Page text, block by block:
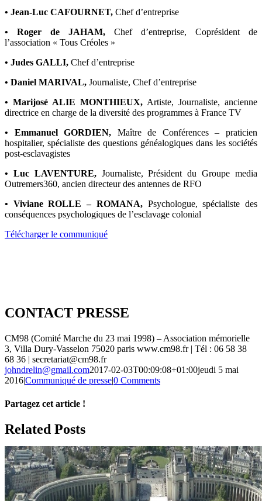
• Jean-Luc CAFOURNET, Chef d’entreprise
• Roger de JAHAM, Chef d’entreprise, Coprésident de
l’association « Tous Créoles »
• Judes GALLI, Chef d’entreprise
• Daniel MARIVAL, Journaliste, Chef d’entreprise
• Marijosé ALIE MONTHIEUX,Artiste, Journaliste, ancienne
directrice en charge de la diversité des programmes à France TV
• Emmanuel GORDIEN, Maître de Conférences – praticien
hospitalier, spécialiste des questions généalogiques dans les sociétés
post-esclavagistes
• Luc LAVENTURE, Journaliste, Président du Groupe media
Outremers360, ancien directeur des antennes de RFO
• Viviane ROLLE – ROMANA, Psychologue, spécialiste des
conséquences psychologiques de l’esclavage colonial
Télécharger le communiqué
CONTACT PRESSE
CM98 (Comité Marche du 23 mai 1998) – Association mémorielle
3, Villa Dury-Vasselon 75020 paris www.cm98.fr | Tél : 06 58 38
68 36 | secretariat@cm98.fr
johndrelin@gmail.com2017-02-03T00:09:08+01:00jeudi 5 mai
2016|Communiqué de presse|0 Comments
Partagez cet article !
Facebook
X
Reddit
LinkedIn
WhatsApp
Telegram
Tumblr
Pinterest
Vk
Xing
Email
Related Posts